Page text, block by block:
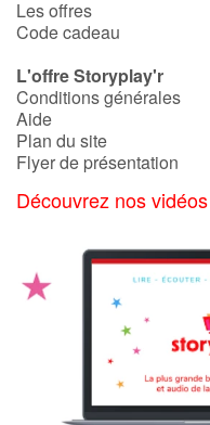
Les offres
Code cadeau
L'offre Storyplay'r
Conditions générales
Aide
Plan du site
Flyer de présentation
Découvrez nos